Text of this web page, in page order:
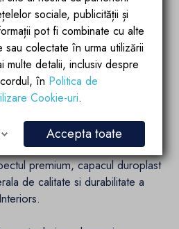
confort si rezistenta
un material apreciat
aspect solid. Capacul
WC si ofera o experienta de
pentru baile rezidentiale
utilizate frecvent.
premium, capacul duroplast
de calitate si durabilitate a
sociale, publicității și
pot fi combinate cu alte
colectate în urma utilizării
multe detalii, inclusiv despre
în Politica de
Cookie-uri.
Accepta toate